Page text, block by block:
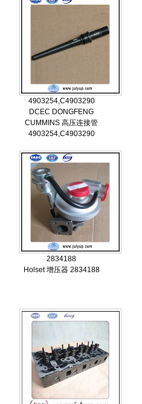
4903254,C4903290
DCEC DONGFENG
CUMMINS 高压连接管
4903254,C4903290
2834188
Holset 增压器 2834188